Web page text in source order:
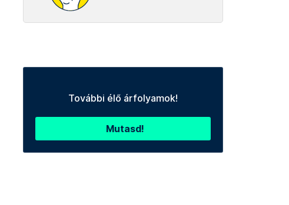
További élő árfolyamok!
Mutasd!